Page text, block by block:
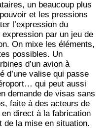
un beaucoup plus
et les pressions
l’expression du
par un jeu de
On mixe les éléments,
possibles. Un
d’un avion à
d’une valise qui passe
qui peut aussi
demande de visas sans
faite à des acteurs de
direct à la fabrication
de la mise en situation.